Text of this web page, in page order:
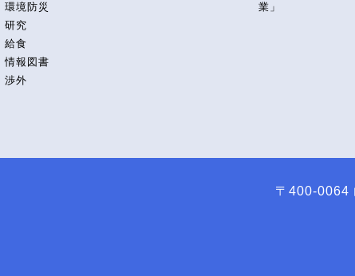
環境防災
研究
給食
情報図書
渉外
業」
〒400-0064